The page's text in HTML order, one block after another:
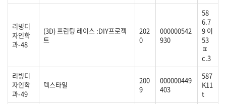
리빙디
자인학
과-48
(3D) 프린팅 레이스 :DIY프로젝
트
202
0
000000542
930
58
6.7
9 이
53
ㅍ
c.3
리빙디
자인학
과-49
텍스타일
200
9
000000449
403
587
K11
t